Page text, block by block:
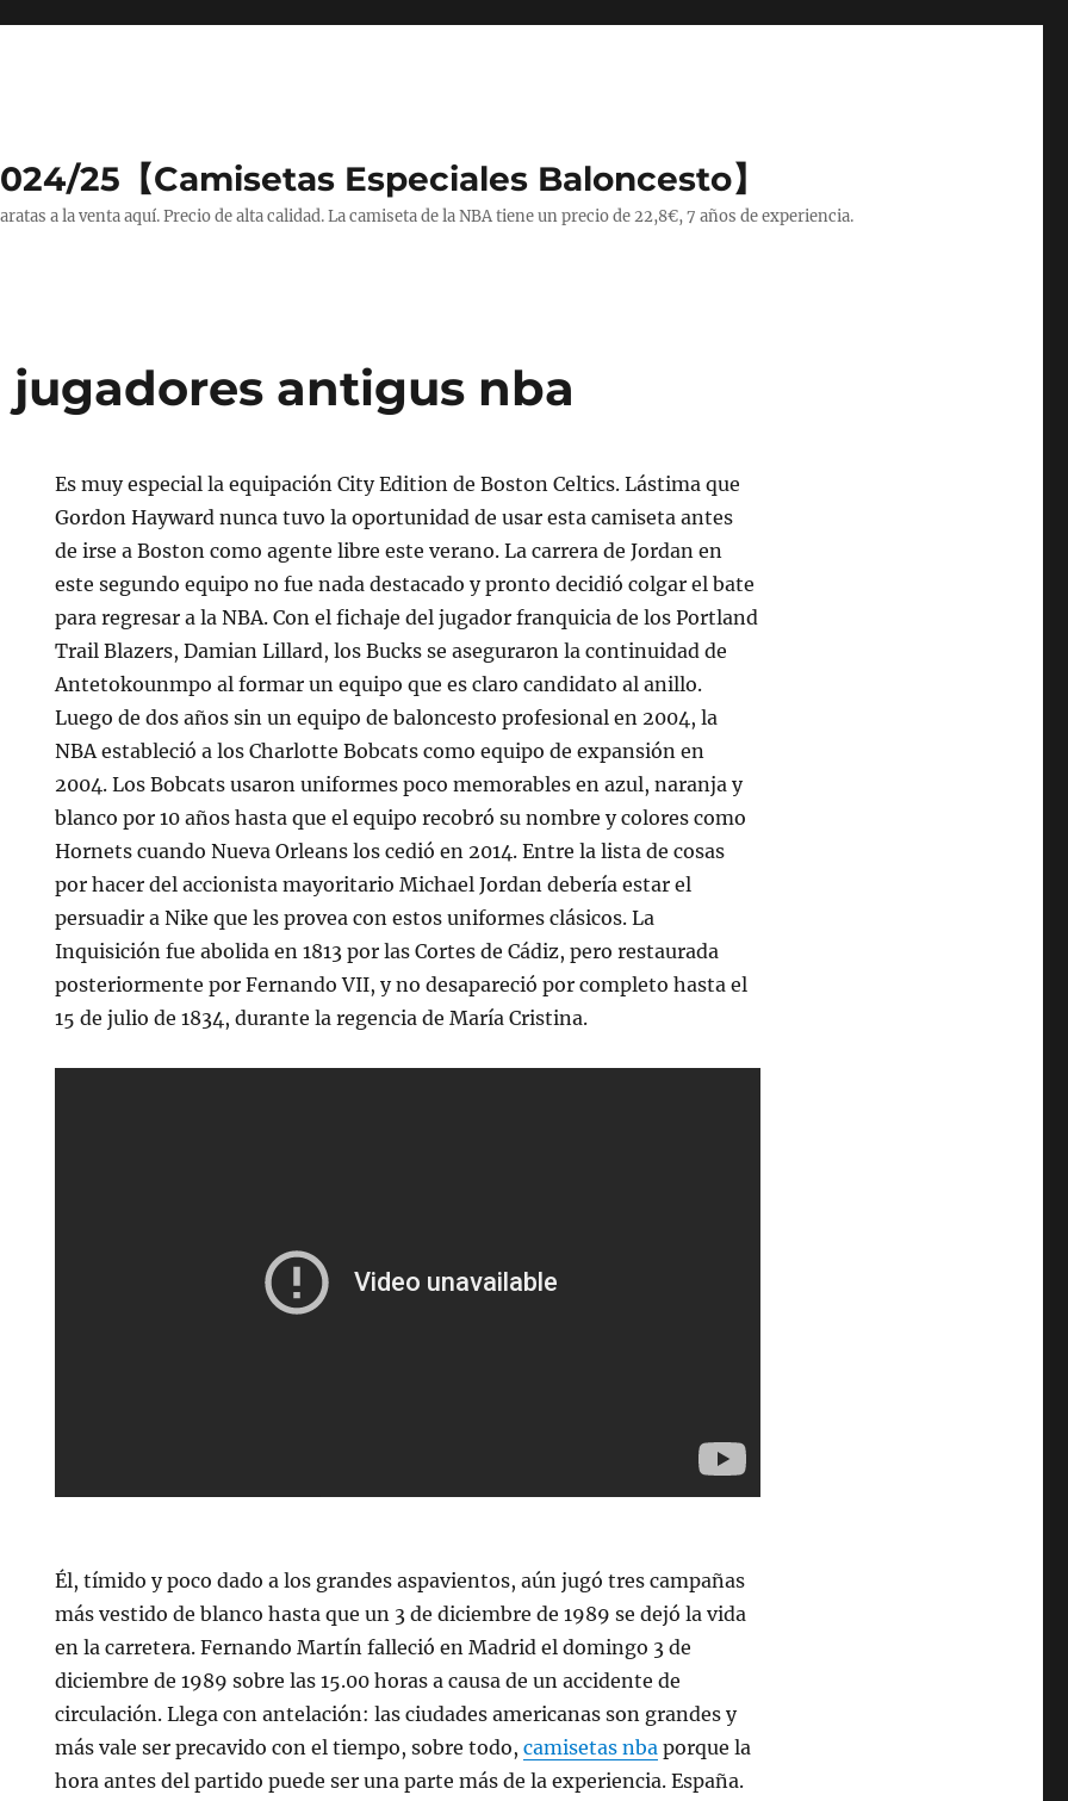
25【Camisetas Especiales Baloncesto】
a la venta aquí. Precio de alta calidad. La camiseta de la NBA tiene un precio de 22,8€, 7 años de experiencia.
antigus nba
Es muy especial la equipación City Edition de Boston Celtics. Lástima que
Gordon Hayward nunca tuvo la oportunidad de usar esta camiseta antes
de irse a Boston como agente libre este verano. La carrera de Jordan en
este segundo equipo no fue nada destacado y pronto decidió colgar el bate
para regresar a la NBA. Con el fichaje del jugador franquicia de los Portland
Trail Blazers, Damian Lillard, los Bucks se aseguraron la continuidad de
Antetokounmpo al formar un equipo que es claro candidato al anillo.
Luego de dos años sin un equipo de baloncesto profesional en 2004, la
NBA estableció a los Charlotte Bobcats como equipo de expansión en
2004. Los Bobcats usaron uniformes poco memorables en azul, naranja y
blanco por 10 años hasta que el equipo recobró su nombre y colores como
Hornets cuando Nueva Orleans los cedió en 2014. Entre la lista de cosas
por hacer del accionista mayoritario Michael Jordan debería estar el
persuadir a Nike que les provea con estos uniformes clásicos. La
Inquisición fue abolida en 1813 por las Cortes de Cádiz, pero restaurada
posteriormente por Fernando VII, y no desapareció por completo hasta el
15 de julio de 1834, durante la regencia de María Cristina.
Él, tímido y poco dado a los grandes aspavientos, aún jugó tres campañas
más vestido de blanco hasta que un 3 de diciembre de 1989 se dejó la vida
en la carretera. Fernando Martín falleció en Madrid el domingo 3 de
diciembre de 1989 sobre las 15.00 horas a causa de un accidente de
circulación. Llega con antelación: las ciudades americanas son grandes y
más vale ser precavido con el tiempo, sobre todo,camisetas nba porque la
hora antes del partido puede ser una parte más de la experiencia. España.